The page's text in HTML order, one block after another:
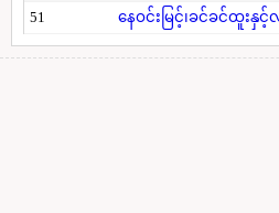
51
နေဝင်းမြင့်၊ခင်ခင်ထူးနှ